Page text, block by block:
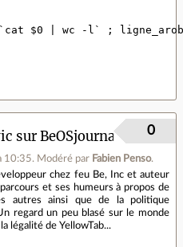
$0 | wc -l` ;
sur BeOSjournal
10:35. Modéré par Fabien Penso.
0
chez feu Be, Inc et auteur
et ses humeurs à propos de
autres ainsi que de la politique
regard un peu blasé sur le monde
légalité de YellowTab...